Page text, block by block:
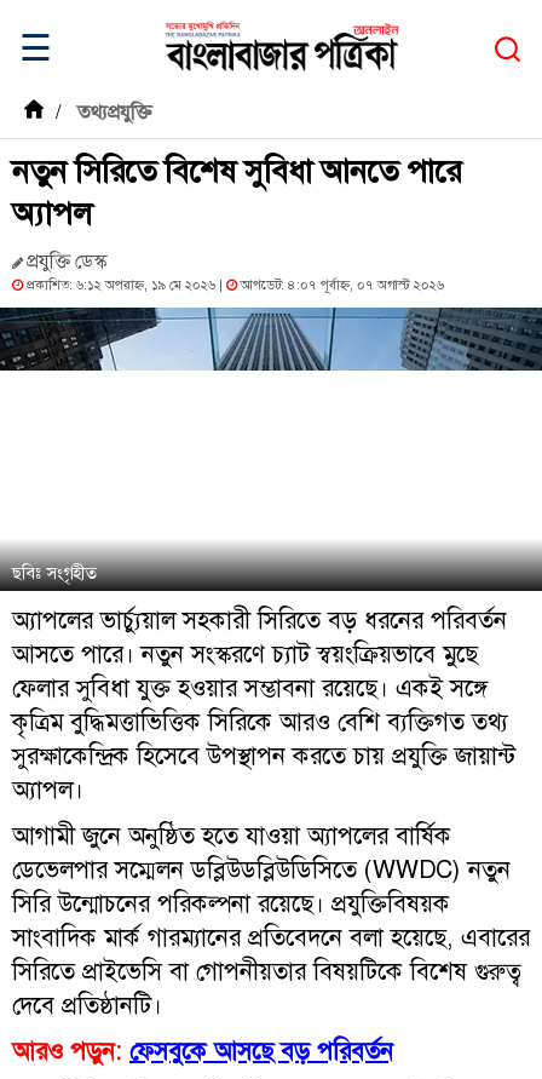
☰
/ তথ্যপ্রযুক্তি
নতুন সিরিতে বিশেষ সুবিধা আনতে পারে
অ্যাপল
প্রযুক্তি ডেস্ক
প্রকাশিত: ৬:১২ অপরাহ্ন, ১৯ মে ২০২৬ | আপডেট: ৪:০৭ পূর্বাহ্ন, ০৭ অগাস্ট ২০২৬
ছবিঃ সংগৃহীত
অ্যাপলের ভার্চ্যুয়াল সহকারী সিরিতে বড় ধরনের পরিবর্তন
আসতে পারে। নতুন সংস্করণে চ্যাট স্বয়ংক্রিয়ভাবে মুছে
ফেলার সুবিধা যুক্ত হওয়ার সম্ভাবনা রয়েছে। একই সঙ্গে
কৃত্রিম বুদ্ধিমত্তাভিত্তিক সিরিকে আরও বেশি ব্যক্তিগত তথ্য
সুরক্ষাকেন্দ্রিক হিসেবে উপস্থাপন করতে চায় প্রযুক্তি জায়ান্ট
অ্যাপল।
আগামী জুনে অনুষ্ঠিত হতে যাওয়া অ্যাপলের বার্ষিক
ডেভেলপার সম্মেলন ডব্লিউডব্লিউডিসিতে (WWDC) নতুন
সিরি উন্মোচনের পরিকল্পনা রয়েছে। প্রযুক্তিবিষয়ক
সাংবাদিক মার্ক গারম্যানের প্রতিবেদনে বলা হয়েছে, এবারের
সিরিতে প্রাইভেসি বা গোপনীয়তার বিষয়টিকে বিশেষ গুরুত্ব
দেবে প্রতিষ্ঠানটি।
আরও পড়ুন: ফেসবুকে আসছে বড় পরিবর্তন